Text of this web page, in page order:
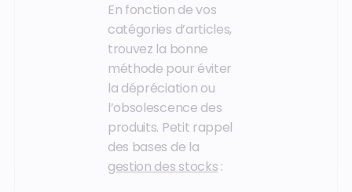
En fonction de vos
catégories d’articles,
trouvez la bonne
méthode pour éviter
la dépréciation ou
l’obsolescence des
produits. Petit rappel
des bases de la
gestion des stocks :